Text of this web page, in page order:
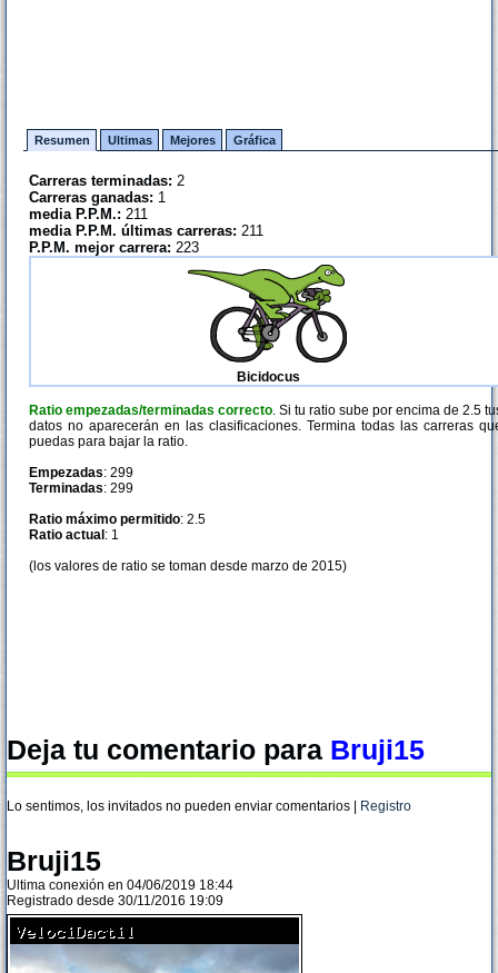
Resumen Ultimas Mejores Gráfica
Carreras terminadas: 2
Carreras ganadas: 1
media P.P.M.: 211
media P.P.M. últimas carreras: 211
P.P.M. mejor carrera: 223
Bicidocus
Ratio empezadas/terminadas correcto. Si tu ratio sube por encima de 2.5
datos no aparecerán en las clasificaciones. Termina todas las carreras
puedas para bajar la ratio.
Empezadas: 299
Terminadas: 299
Ratio máximo permitido: 2.5
Ratio actual : 1
(los valores de ratio se toman desde marzo de 2015)
Deja tu comentario para Bruji15
Lo sentimos, los invitados no pueden enviar comentarios | Registro
Bruji15
Ultima conexión en 04/06/2019 18:44
Registrado desde 30/11/2016 19:09